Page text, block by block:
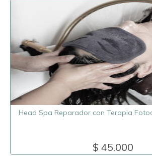
Head Spa Reparador con Terapia
$ 45.000